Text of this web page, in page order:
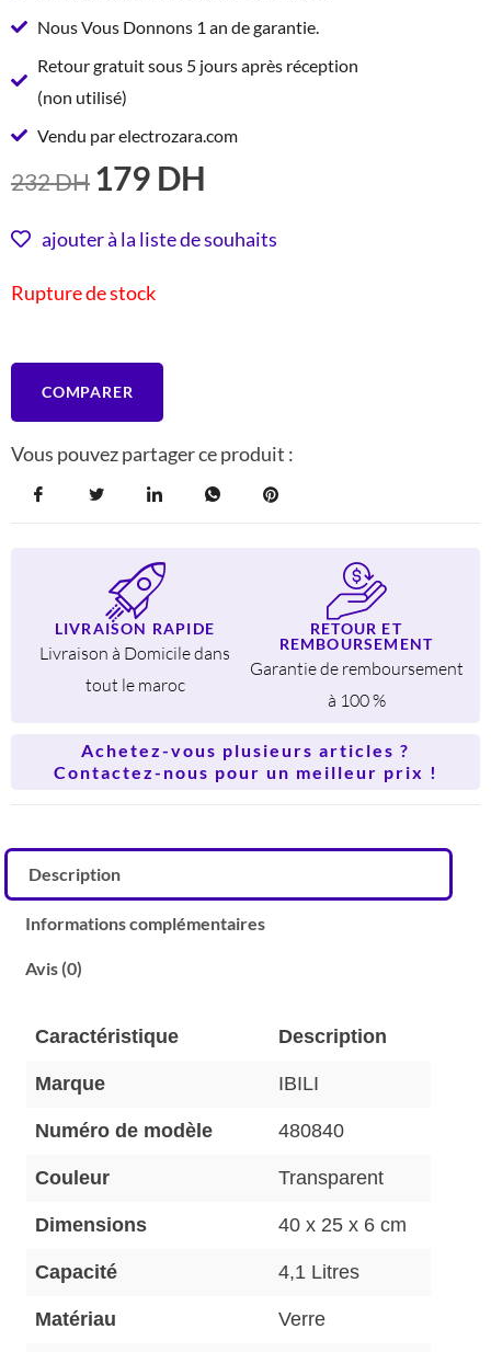
Nous Vous Donnons 1 an de garantie.
Retour gratuit sous 5 jours après réception
(non utilisé)
Vendu par electrozara.com
232DH LE
INITIAL
232 DH.
179 DH
ACTUEL
ajouter à la liste de souhaits
Rupture de stock
COMPARER
Vous pouvez partager ce produit :
LIVRAISON RAPIDE
Livraison à Domicile dans
tout le maroc
RETOUR ET
REMBOURSEMENT
Garantie de remboursement
à 100 %
Achetez-vous plusieurs articles ?
Contactez-nous pour un meilleur prix !
Description
Informations complémentaires
Avis (0)
Caractéristique Description
Marque IBILI
Numéro de modèle 480840
Couleur Transparent
Dimensions 40 x 25 x 6 cm
Capacité 4,1 Litres
Matériau Verre